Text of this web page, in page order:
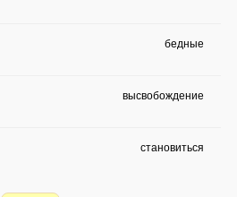
бедные
высвобождение
становиться